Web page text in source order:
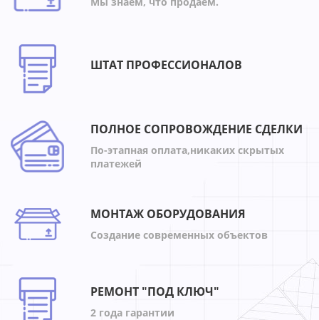
ШТАТ ПРОФЕССИОНАЛОВ
ПОЛНОЕ СОПРОВОЖДЕНИЕ СДЕЛКИ
По-этапная оплата,никаких скрытых
платежей
МОНТАЖ ОБОРУДОВАНИЯ
Создание современных объектов
РЕМОНТ "ПОД КЛЮЧ"
2 года гарантии